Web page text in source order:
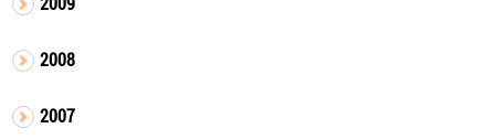
2008
2007